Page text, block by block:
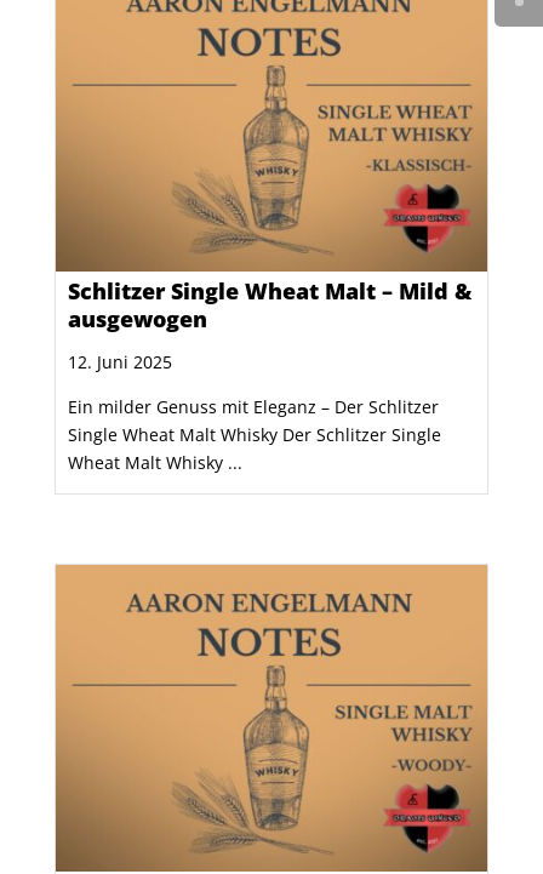
Schlitzer Single Wheat Malt – Mild &
ausgewogen
12. Juni 2025
Ein milder Genuss mit Eleganz – Der Schlitzer
Single Wheat Malt Whisky Der Schlitzer Single
Wheat Malt Whisky ...